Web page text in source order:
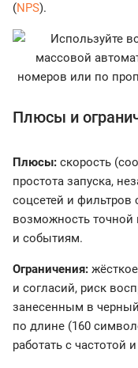
(NPS).
Плюсы и
Плюсы: скорость
простота запуска,
соцсетей и
возможность точной
и событиям.
Ограничения:
и согласий, риск
занесенным в
по длине (160
работать с частотой